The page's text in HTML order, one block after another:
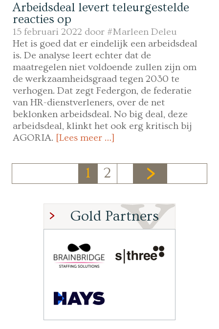
Arbeidsdeal levert teleurgestelde
reacties op
15 februari 2022 door #Marleen Deleu
Het is goed dat er eindelijk een arbeidsdeal
is. De analyse leert echter dat de
maatregelen niet voldoende zullen zijn om
de werkzaamheidsgraad tegen 2030 te
verhogen. Dat zegt Federgon, de federatie
van HR-dienstverleners, over de net
beklonken arbeidsdeal. No big deal, deze
arbeidsdeal, klinkt het ook erg kritisch bij
AGORIA. [Lees meer …]
1 2
Gold Partners